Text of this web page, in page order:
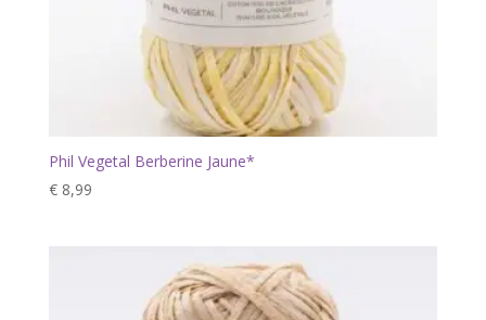
Phil Vegetal Berberine Jaune*
€8,99